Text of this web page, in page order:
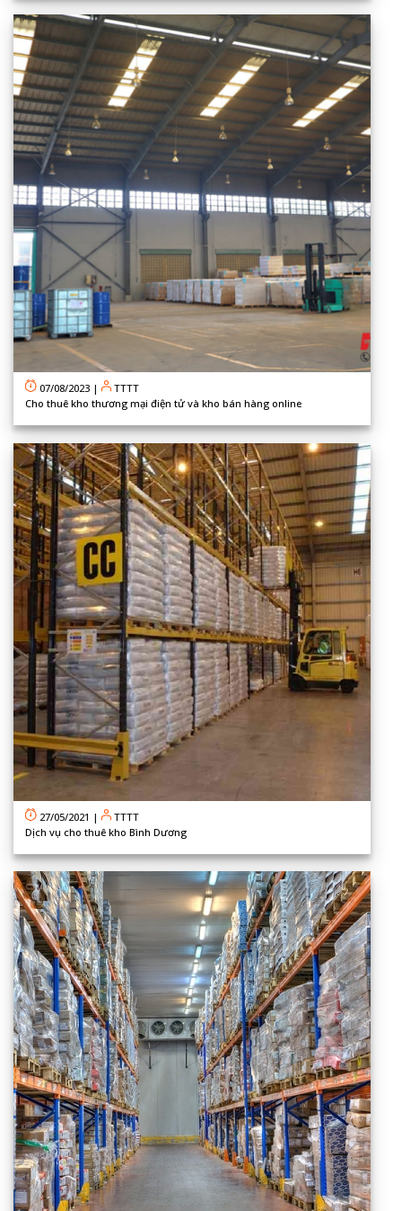
07/08/2023 |
TTTT
Cho thuê kho thương mại điện tử và kho bán hàng online
27/05/2021 |
TTTT
Dịch vụ cho thuê kho Bình Dương